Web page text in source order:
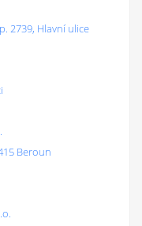
2739, Hlavní ulice
Beroun